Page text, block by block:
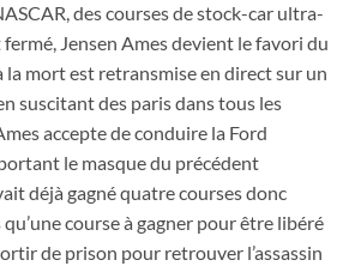
des courses de stock-car ultra-
Jensen Ames devient le favori du
la mort est retransmise en direct sur un
suscitant des paris dans tous les
accepte de conduire la Ford
le masque du précédent
déjà gagné quatre courses donc
qu’une course à gagner pour être libéré
de prison pour retrouver l’assassin